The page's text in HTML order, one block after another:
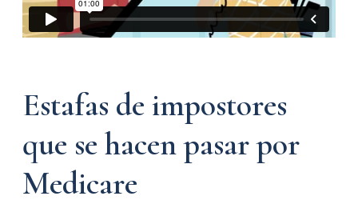
Estafas de impostores
que se hacen pasar por
Medicare